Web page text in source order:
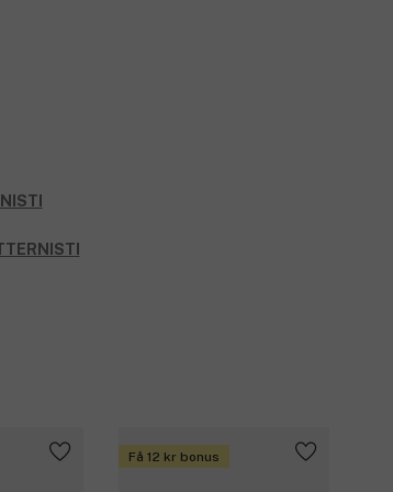
Få 12 kr bonus